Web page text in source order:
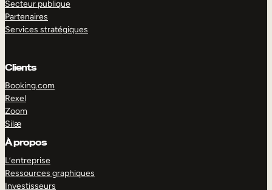
Secteur publique
Partenaires
Services stratégiques
Clients
Booking.com
Rexel
Zoom
Silæ
À propos
L’entreprise
Ressources graphiques
Investisseurs